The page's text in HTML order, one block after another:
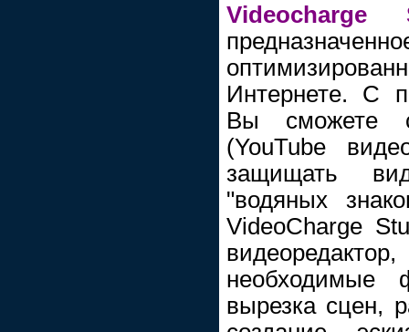
Videocharge
Интернете. С
Вы сможете
(YouTube
защищать
"водяных
VideoCharge
необходимые
вырезка сцен,